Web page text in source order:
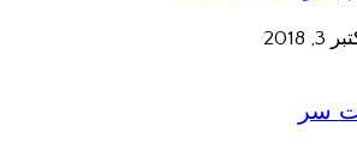
3, 2018
سر